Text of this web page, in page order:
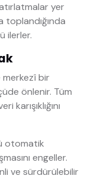
yer
ilerler.
merkezî bir
önlenir. Tüm
otomatik
engeller.
ve sürdürülebilir